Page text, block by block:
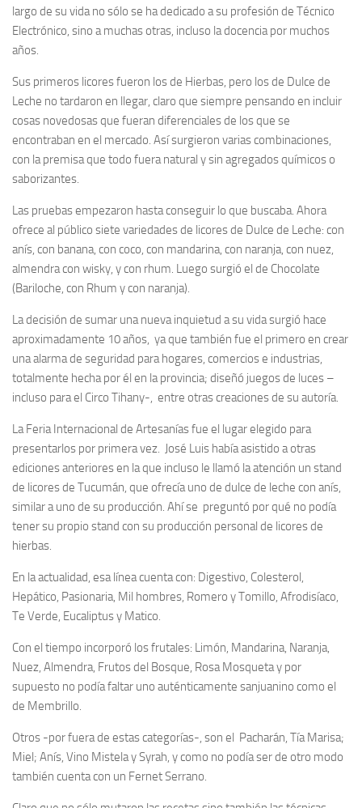
largo de su vida no sólo se ha dedicado a su profesión de Técnico
Electrónico, sino a muchas otras, incluso la docencia por muchos
años.
Sus primeros licores fueron los de Hierbas, pero los de Dulce de
Leche no tardaron en llegar, claro que siempre pensando en incluir
cosas novedosas que fueran diferenciales de los que se
encontraban en el mercado. Así surgieron varias combinaciones,
con la premisa que todo fuera natural y sin agregados químicos o
saborizantes.
Las pruebas empezaron hasta conseguir lo que buscaba. Ahora
ofrece al público siete variedades de licores de Dulce de Leche: con
anís, con banana, con coco, con mandarina, con naranja, con nuez,
almendra con wisky, y con rhum. Luego surgió el de Chocolate
(Bariloche, con Rhum y con naranja).
La decisión de sumar una nueva inquietud a su vida surgió hace
aproximadamente 10 años, ya que también fue el primero en crear
una alarma de seguridad para hogares, comercios e industrias,
totalmente hecha por él en la provincia; diseñó juegos de luces –
incluso para el Circo Tihany-, entre otras creaciones de su autoría.
La Feria Internacional de Artesanías fue el lugar elegido para
presentarlos por primera vez. José Luis había asistido a otras
ediciones anteriores en la que incluso le llamó la atención un stand
de licores de Tucumán, que ofrecía uno de dulce de leche con anís,
similar a uno de su producción. Ahí se preguntó por qué no podía
tener su propio stand con su producción personal de licores de
hierbas.
En la actualidad, esa línea cuenta con: Digestivo, Colesterol,
Hepático, Pasionaria, Mil hombres, Romero y Tomillo, Afrodisíaco,
Te Verde, Eucaliptus y Matico.
Con el tiempo incorporó los frutales: Limón, Mandarina, Naranja,
Nuez, Almendra, Frutos del Bosque, Rosa Mosqueta y por
supuesto no podía faltar uno auténticamente sanjuanino como el
de Membrillo.
Otros -por fuera de estas categorías-, son el Pacharán, Tía Marisa;
Miel; Anís, Vino Mistela y Syrah, y como no podía ser de otro modo
también cuenta con un Fernet Serrano.